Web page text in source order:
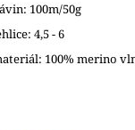
100m/50g
4,5 - 6
100% merino